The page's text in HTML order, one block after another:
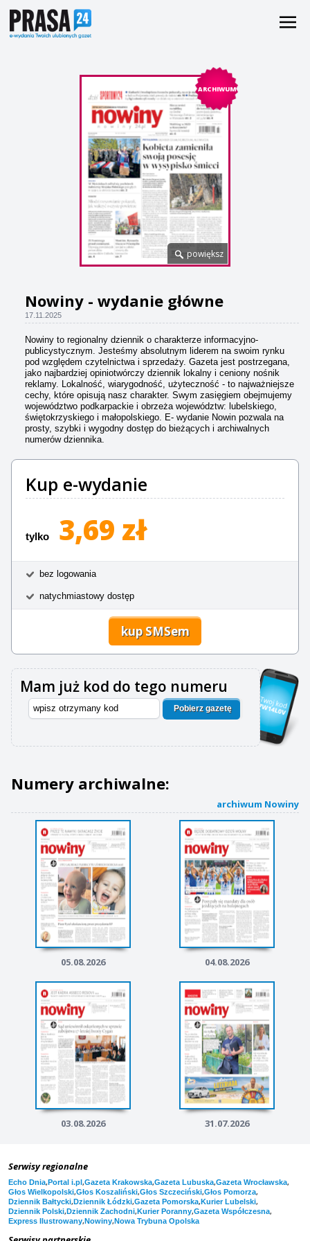
ARCHIWUM
powiększ
Nowiny - wydanie główne
17.11.2025
Nowiny to regionalny dziennik o charakterze informacyjno-
publicystycznym. Jesteśmy absolutnym liderem na swoim rynku
pod względem czytelnictwa i sprzedaży. Gazeta jest postrzegana,
jako najbardziej opiniotwórczy dziennik lokalny i ceniony nośnik
reklamy. Lokalność, wiarygodność, użyteczność - to najważniejsze
cechy, które opisują nasz charakter. Swym zasięgiem obejmujemy
województwo podkarpackie i obrzeża województw: lubelskiego,
świętokrzyskiego i małopolskiego. E- wydanie Nowin pozwala na
prosty, szybki i wygodny dostęp do bieżących i archiwalnych
numerów dziennika.
Kup e-wydanie
tylko 3,69 zł
bez logowania
natychmiastowy dostęp
kup SMSem
Mam już kod do tego numeru
Pobierz gazetę
Numery archiwalne:
archiwum Nowiny
05.08.2026 04.08.2026
03.08.2026 31.07.2026
Serwisy regionalne
Echo Dnia,Portal i.pl,Gazeta Krakowska,Gazeta Lubuska,Gazeta Wrocławska,
Głos Wielkopolski,Głos Koszaliński,Głos Szczeciński,Głos Pomorza,
Dziennik Bałtycki,Dziennik Łódzki,Gazeta Pomorska,Kurier Lubelski,
Dziennik Polski,Dziennik Zachodni,Kurier Poranny,Gazeta Współczesna,
Express Ilustrowany,Nowiny,Nowa Trybuna Opolska